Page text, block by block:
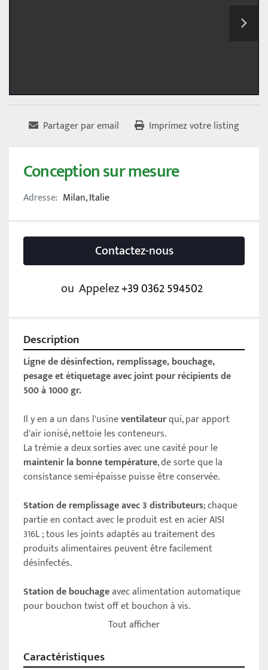
Partager par email Imprimez votre listing
Conception sur mesure
Adresse: Milan, Italie
Contactez-nous
ou Appelez+39 0362 594502
Description
Ligne de désinfection, remplissage, bouchage,
pesage et étiquetage avec joint pour récipients de
500 à 1000 gr.
Il y en a un dans l'usine ventilateur qui, par apport
d'air ionisé, nettoie les conteneurs.
maintenir la bonne température, de sorte que la
consistance semi-épaisse puisse être conservée.
Station de remplissage avec 3 distributeurs; chaque
partie en contact avec le produit est en acier AISI
316L ; tous les joints adaptés au traitement des
produits alimentaires peuvent être facilement
désinfectés.
Station de bouchage avec alimentation automatique
pour bouchon twist off et bouchon à vis.
éjecte les contenants non conformes.
Tout afficher
Caractéristiques